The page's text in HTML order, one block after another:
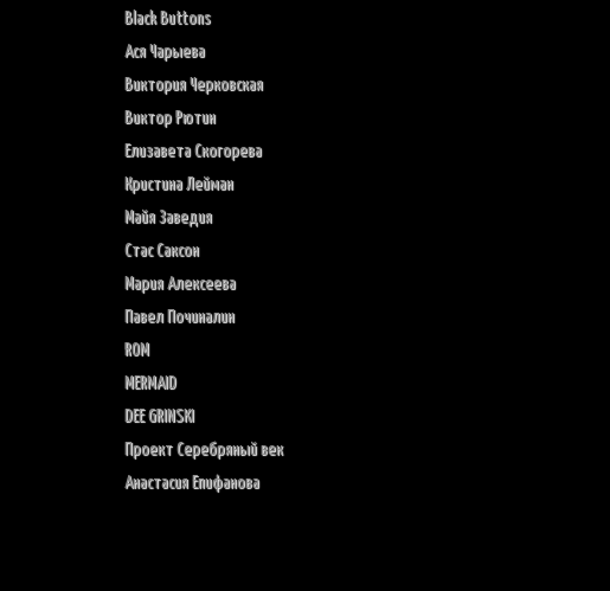
Black Buttons
Ася Чарыева
Виктория Черковская
Виктор Рютин
Елизавета Скогорева
Кристина Лейман
Майя Заведия
Стас Саксон
Мария Алексеева
Павел Починалин
ROM
MERMAID
DEE GRINSKI
Проект Серебряный век
Анастасия Епифанова